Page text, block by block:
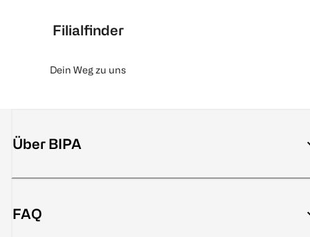
Filialfinder
Dein Weg zu uns
Über BIPA
FAQ